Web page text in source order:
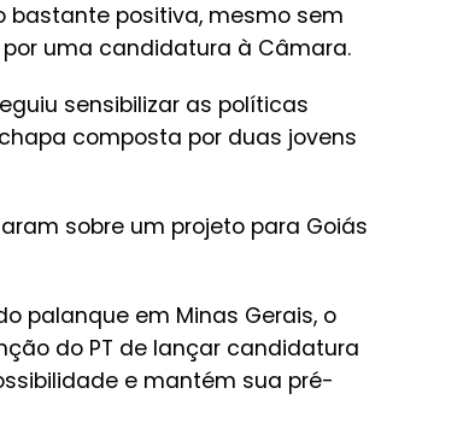
bastante positiva, mesmo sem
uma candidatura à Câmara.
sensibilizar as políticas
composta por duas jovens
sobre um projeto para Goiás
palanque em Minas Gerais, o
do PT de lançar candidatura
e mantém sua pré-